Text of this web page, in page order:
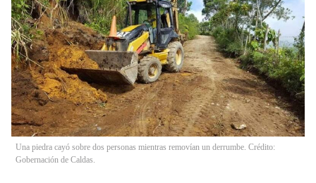
Una piedra cayó sobre dos personas mientras removían un derrumbe. Crédito:
Gobernación de Caldas.